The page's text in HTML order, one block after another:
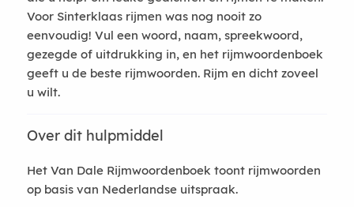
Voor Sinterklaas rijmen was nog nooit zo
eenvoudig! Vul een woord, naam, spreekwoord,
gezegde of uitdrukking in, en het rijmwoordenboek
geeft u de beste rijmwoorden. Rijm en dicht zoveel
u wilt.
Over dit hulpmiddel
Het Van Dale Rijmwoordenboek toont rijmwoorden
op basis van Nederlandse uitspraak.